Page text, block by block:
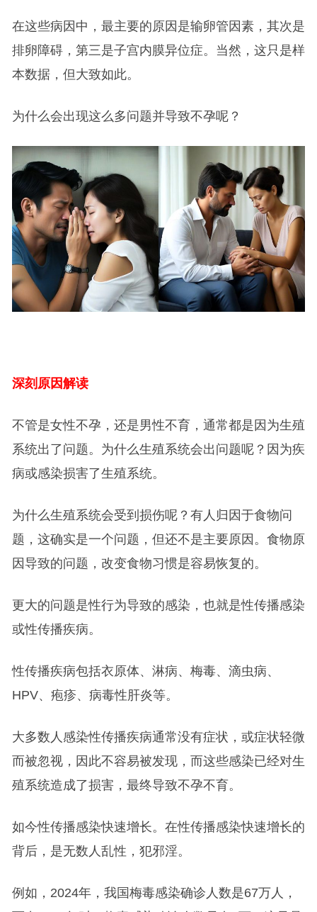
在这些病因中，最主要的原因是输卵管因素，其次是
排卵障碍，第三是子宫内膜异位症。当然，这只是样
本数据，但大致如此。
为什么会出现这么多问题并导致不孕呢？
深刻原因解读
不管是女性不孕，还是男性不育，通常都是因为生殖
系统出了问题。为什么生殖系统会出问题呢？因为疾
病或感染损害了生殖系统。
为什么生殖系统会受到损伤呢？有人归因于食物问
题，这确实是一个问题，但还不是主要原因。食物原
因导致的问题，改变食物习惯是容易恢复的。
更大的问题是性行为导致的感染，也就是性传播感染
或性传播疾病。
性传播疾病包括衣原体、淋病、梅毒、滴虫病、
HPV、疱疹、病毒性肝炎等。
大多数人感染性传播疾病通常没有症状，或症状轻微
而被忽视，因此不容易被发现，而这些感染已经对生
殖系统造成了损害，最终导致不孕不育。
如今性传播感染快速增长。在性传播感染快速增长的
背后，是无数人乱性，犯邪淫。
例如，2024年，我国梅毒感染确诊人数是67万人，